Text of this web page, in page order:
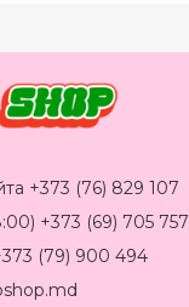
+373 (76) 829 107
+373 (69) 705 757
(79) 900 494